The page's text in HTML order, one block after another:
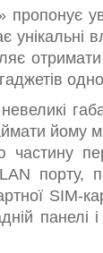
йому
частину
порту,
SIM-
панелі